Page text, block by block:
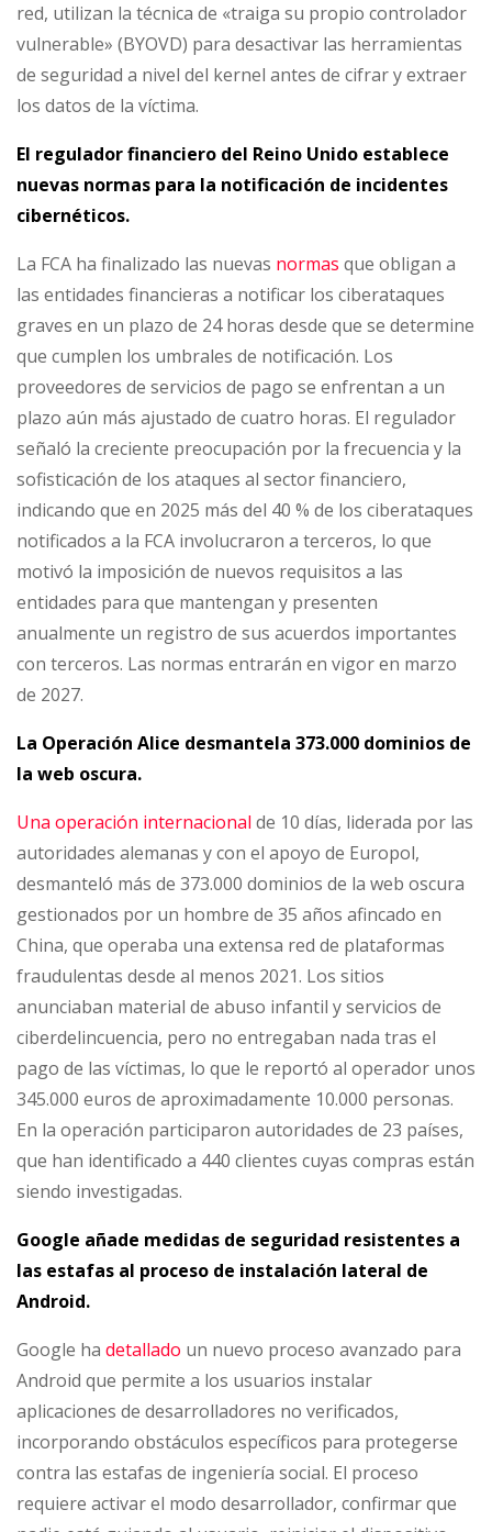
red, utilizan la técnica de «traiga su propio controlador
vulnerable» (BYOVD) para desactivar las herramientas
de seguridad a nivel del kernel antes de cifrar y extraer
los datos de la víctima.
El regulador financiero del Reino Unido establece
nuevas normas para la notificación de incidentes
cibernéticos.
La FCA ha finalizado las nuevas normas que obligan a
las entidades financieras a notificar los ciberataques
graves en un plazo de 24 horas desde que se determine
que cumplen los umbrales de notificación. Los
proveedores de servicios de pago se enfrentan a un
plazo aún más ajustado de cuatro horas. El regulador
señaló la creciente preocupación por la frecuencia y la
sofisticación de los ataques al sector financiero,
indicando que en 2025 más del 40 % de los ciberataques
notificados a la FCA involucraron a terceros, lo que
motivó la imposición de nuevos requisitos a las
entidades para que mantengan y presenten
anualmente un registro de sus acuerdos importantes
con terceros. Las normas entrarán en vigor en marzo
de 2027.
La Operación Alice desmantela 373.000 dominios de
la web oscura.
Una operación internacional de 10 días, liderada por las
autoridades alemanas y con el apoyo de Europol,
desmanteló más de 373.000 dominios de la web oscura
gestionados por un hombre de 35 años afincado en
China, que operaba una extensa red de plataformas
fraudulentas desde al menos 2021. Los sitios
anunciaban material de abuso infantil y servicios de
ciberdelincuencia, pero no entregaban nada tras el
pago de las víctimas, lo que le reportó al operador unos
345.000 euros de aproximadamente 10.000 personas.
En la operación participaron autoridades de 23 países,
que han identificado a 440 clientes cuyas compras están
siendo investigadas.
Google añade medidas de seguridad resistentes a
las estafas al proceso de instalación lateral de
Android.
Google ha detallado un nuevo proceso avanzado para
Android que permite a los usuarios instalar
aplicaciones de desarrolladores no verificados,
incorporando obstáculos específicos para protegerse
contra las estafas de ingeniería social. El proceso
requiere activar el modo desarrollador, confirmar que